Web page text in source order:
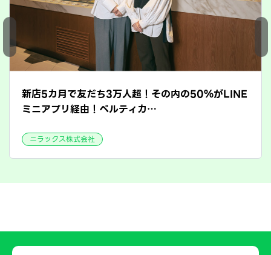
新店5カ月で友だち3万人超！その内の50％がLINE
ミニアプリ経由！ペルティカ…
ニラックス株式会社